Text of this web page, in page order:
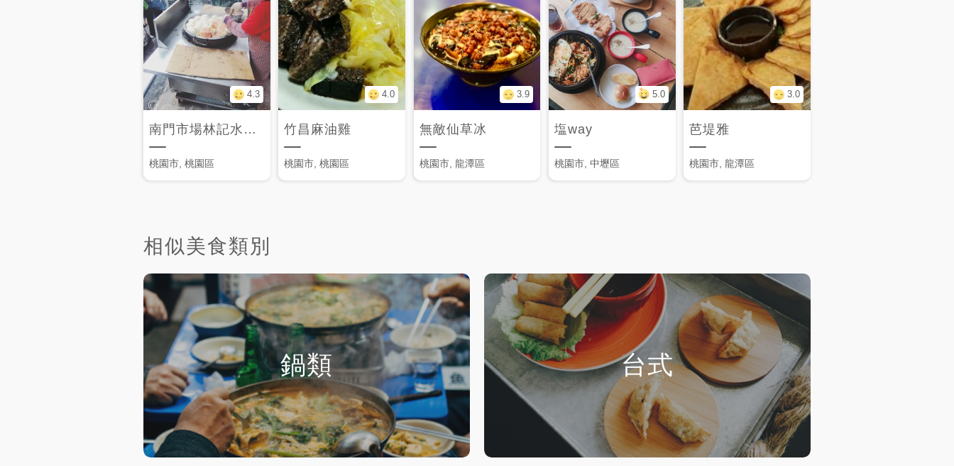
4.3
南門市場林記水煎包
桃園市, 桃園區
4.0
竹昌麻油雞
桃園市, 桃園區
3.9
無敵仙草冰
桃園市, 龍潭區
5.0
塩way
桃園市, 中壢區
3.0
芭堤雅
桃園市, 龍潭區
相似美食類別
鍋類 台式